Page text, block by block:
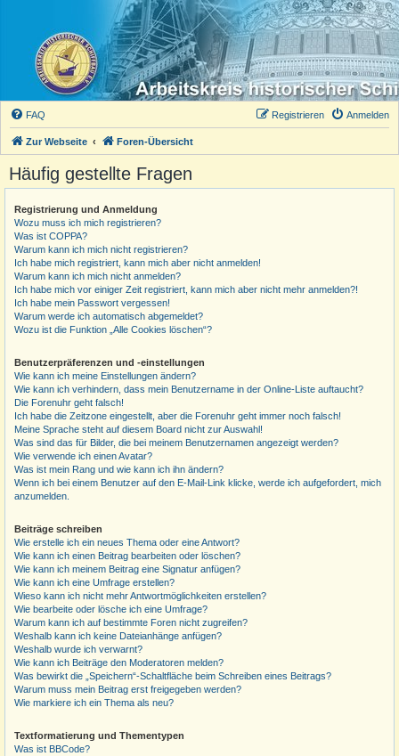
FAQ Anmelden
Registrieren
Zur Webseite Foren-Übersicht
Häufig gestellte Fragen
Registrierung und Anmeldung
Wozu muss ich mich registrieren?
Was ist COPPA?
Warum kann ich mich nicht registrieren?
Ich habe mich registriert, kann mich aber nicht anmelden!
Warum kann ich mich nicht anmelden?
Ich habe mich vor einiger Zeit registriert, kann mich aber nicht mehr anmelden?!
Ich habe mein Passwort vergessen!
Warum werde ich automatisch abgemeldet?
Wozu ist die Funktion „Alle Cookies löschen“?
Benutzerpräferenzen und -einstellungen
Wie kann ich meine Einstellungen ändern?
Wie kann ich verhindern, dass mein Benutzername in der Online-Liste auftaucht?
Die Forenuhr geht falsch!
Ich habe die Zeitzone eingestellt, aber die Forenuhr geht immer noch falsch!
Meine Sprache steht auf diesem Board nicht zur Auswahl!
Was sind das für Bilder, die bei meinem Benutzernamen angezeigt werden?
Wie verwende ich einen Avatar?
Was ist mein Rang und wie kann ich ihn ändern?
Wenn ich bei einem Benutzer auf den E-Mail-Link klicke, werde ich aufgefordert, mich
anzumelden.
Beiträge schreiben
Wie erstelle ich ein neues Thema oder eine Antwort?
Wie kann ich einen Beitrag bearbeiten oder löschen?
Wie kann ich meinem Beitrag eine Signatur anfügen?
Wie kann ich eine Umfrage erstellen?
Wieso kann ich nicht mehr Antwortmöglichkeiten erstellen?
Wie bearbeite oder lösche ich eine Umfrage?
Warum kann ich auf bestimmte Foren nicht zugreifen?
Weshalb kann ich keine Dateianhänge anfügen?
Weshalb wurde ich verwarnt?
Wie kann ich Beiträge den Moderatoren melden?
Was bewirkt die „Speichern“-Schaltfläche beim Schreiben eines Beitrags?
Warum muss mein Beitrag erst freigegeben werden?
Wie markiere ich ein Thema als neu?
Textformatierung und Thementypen
Was ist BBCode?